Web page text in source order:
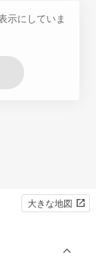
示にしていま
大きな地図